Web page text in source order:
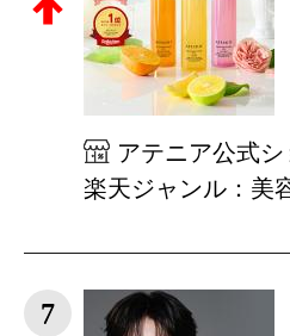
アテニア公式
楽天ジャンル：美
7